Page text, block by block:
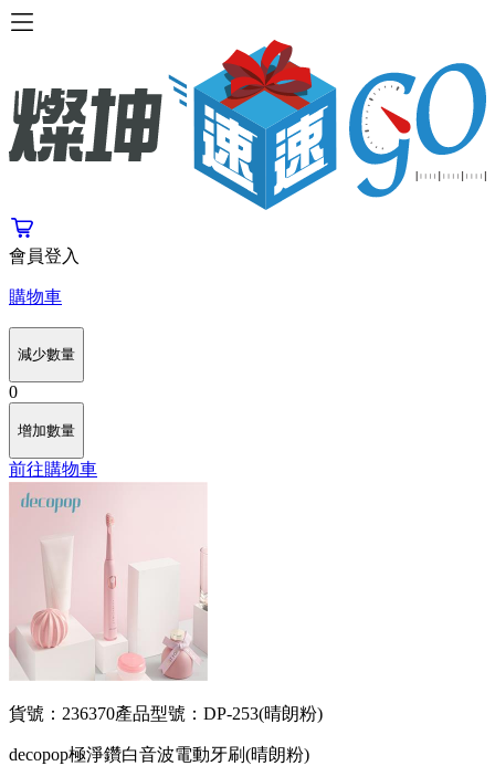
會員登入
購物車
減少數量
0
增加數量
前往購物車
貨號：236370產品型號：DP-253(晴朗粉)
decopop極淨鑽白音波電動牙刷(晴朗粉)